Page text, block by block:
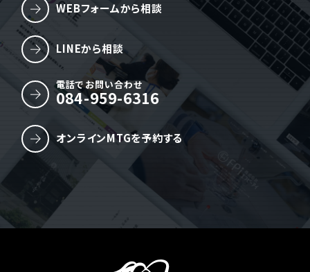
WEBフォームから相談
LINEから相談
電話でお問い合わせ
084-959-6316
オンラインMTGを予約する